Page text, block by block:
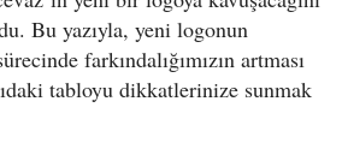
Bu yazıyla, yeni logonun
farkındalığımızın artması
tabloyu dikkatlerinize sunmak